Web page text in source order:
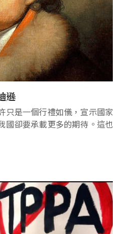
遜
只是一個行禮如儀，宣示國家
國卻要承載更多的期待。這也